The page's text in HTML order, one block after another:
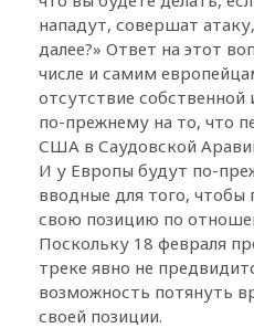
нападут, совершат
далее?» Ответ на этот
числе и самим
отсутствие собственной
по-прежнему на то, что
США в Саудовской
И у Европы будут по-
вводные для того, чтобы
свою позицию по
Поскольку 18 февраля
треке явно не
возможность потянуть
своей позиции.